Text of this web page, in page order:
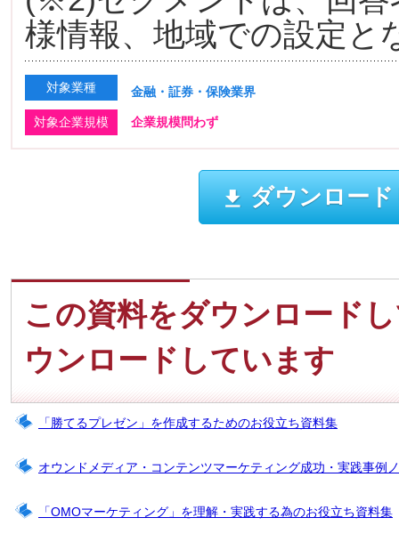
様情報、地域での設定と
対象業種 金融・証券・保険業界
対象企業規模 企業規模問わず
ダウンロー
この資料をダウンロード
ウンロードしています
「勝てるプレゼン」を作成するためのお役立ち資料集
オウンドメディア・コンテンツマーケティング成功・実践事例
「OMOマーケティング」を理解・実践する為のお役立ち資料集